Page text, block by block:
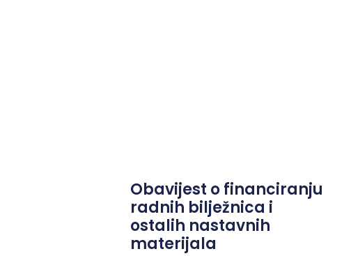
Obavijest o financiranju
radnih bilježnica i
ostalih nastavnih
materijala